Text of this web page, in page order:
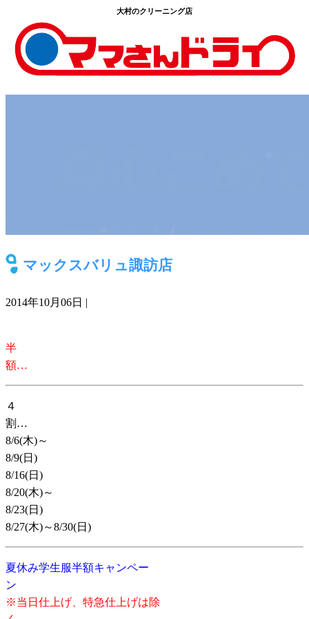
大村のクリーニング店
マックスバリュ諏訪店
2014年10月06日 |
半
４
8/6(木)～
8/
8/
8/20(木)～
8/
8/27(木)～8/30(日)
夏休み学生服半額キャンペー
※当日仕上げ、特急仕上げは除